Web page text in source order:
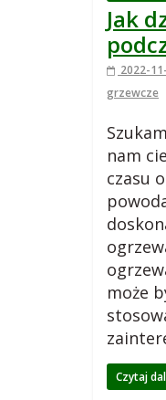
o
g
c
z
a
r
o
Jak
2022-
grzewcze
nam
czasu
może
Czytaj